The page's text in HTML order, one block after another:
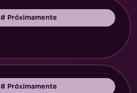
#Próximamente
#Próximamente